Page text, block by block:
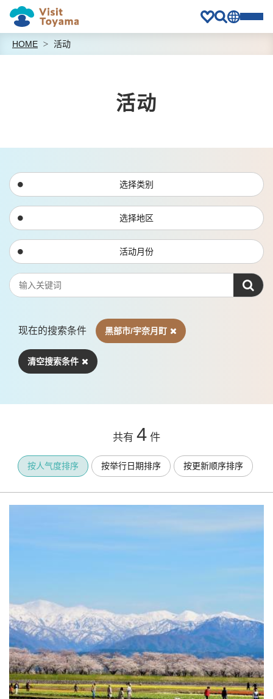
HOME 活动
活动
选择类别
选择地区
活动月份
现在的搜索条件 黑部市/宇奈月町
清空搜索条件
共有 4 件
按人气度排序 按举行日期排序 按更新顺序排序